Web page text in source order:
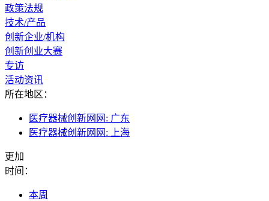
政策法规
技术/产品
创新企业/机构
创新创业大赛
专访
活动资讯
所在地区：
医疗器械创新网网: 广东
医疗器械创新网网: 上海
更加
时间：
本周